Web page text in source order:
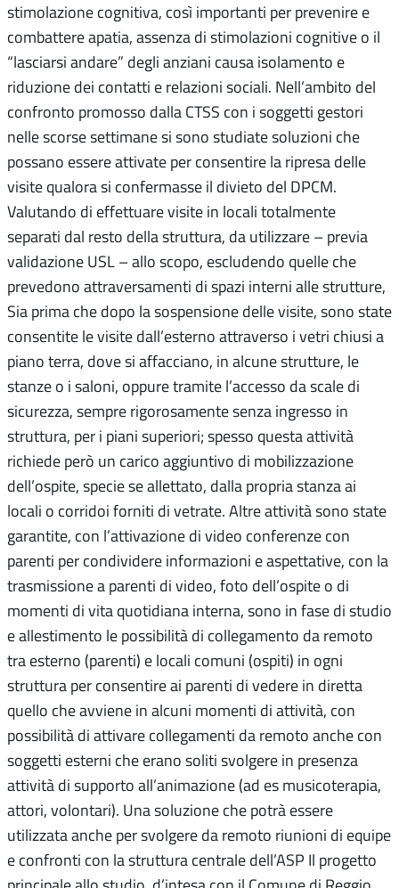
stimolazione cognitiva, così importanti per prevenire e
combattere apatia, assenza di stimolazioni cognitive o il
“lasciarsi andare” degli anziani causa isolamento e
riduzione dei contatti e relazioni sociali. Nell’ambito del
confronto promosso dalla CTSS con i soggetti gestori
nelle scorse settimane si sono studiate soluzioni che
possano essere attivate per consentire la ripresa delle
visite qualora si confermasse il divieto del DPCM.
Valutando di effettuare visite in locali totalmente
separati dal resto della struttura, da utilizzare – previa
validazione USL – allo scopo, escludendo quelle che
prevedono attraversamenti di spazi interni alle strutture,
Sia prima che dopo la sospensione delle visite, sono state
consentite le visite dall’esterno attraverso i vetri chiusi a
piano terra, dove si affacciano, in alcune strutture, le
stanze o i saloni, oppure tramite l’accesso da scale di
sicurezza, sempre rigorosamente senza ingresso in
struttura, per i piani superiori; spesso questa attività
richiede però un carico aggiuntivo di mobilizzazione
dell’ospite, specie se allettato, dalla propria stanza ai
locali o corridoi forniti di vetrate. Altre attività sono state
garantite, con l’attivazione di video conferenze con
parenti per condividere informazioni e aspettative, con la
trasmissione a parenti di video, foto dell’ospite o di
momenti di vita quotidiana interna, sono in fase di studio
e allestimento le possibilità di collegamento da remoto
tra esterno (parenti) e locali comuni (ospiti) in ogni
struttura per consentire ai parenti di vedere in diretta
quello che avviene in alcuni momenti di attività, con
possibilità di attivare collegamenti da remoto anche con
soggetti esterni che erano soliti svolgere in presenza
attività di supporto all’animazione (ad es musicoterapia,
attori, volontari). Una soluzione che potrà essere
utilizzata anche per svolgere da remoto riunioni di equipe
e confronti con la struttura centrale dell’ASP Il progetto